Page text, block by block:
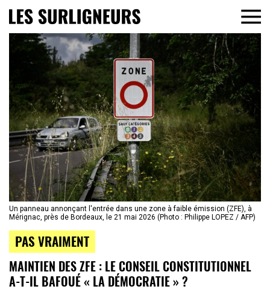
Un panneau annonçant l'entrée dans une zone à faible émission (ZFE), à
Mérignac, près de Bordeaux, le 21 mai 2026 (Photo : Philippe LOPEZ / AFP)
PAS VRAIMENT
MAINTIEN DES ZFE : LE CONSEIL CONSTITUTIONNEL
A-T-IL BAFOUÉ « LA DÉMOCRATIE » ?